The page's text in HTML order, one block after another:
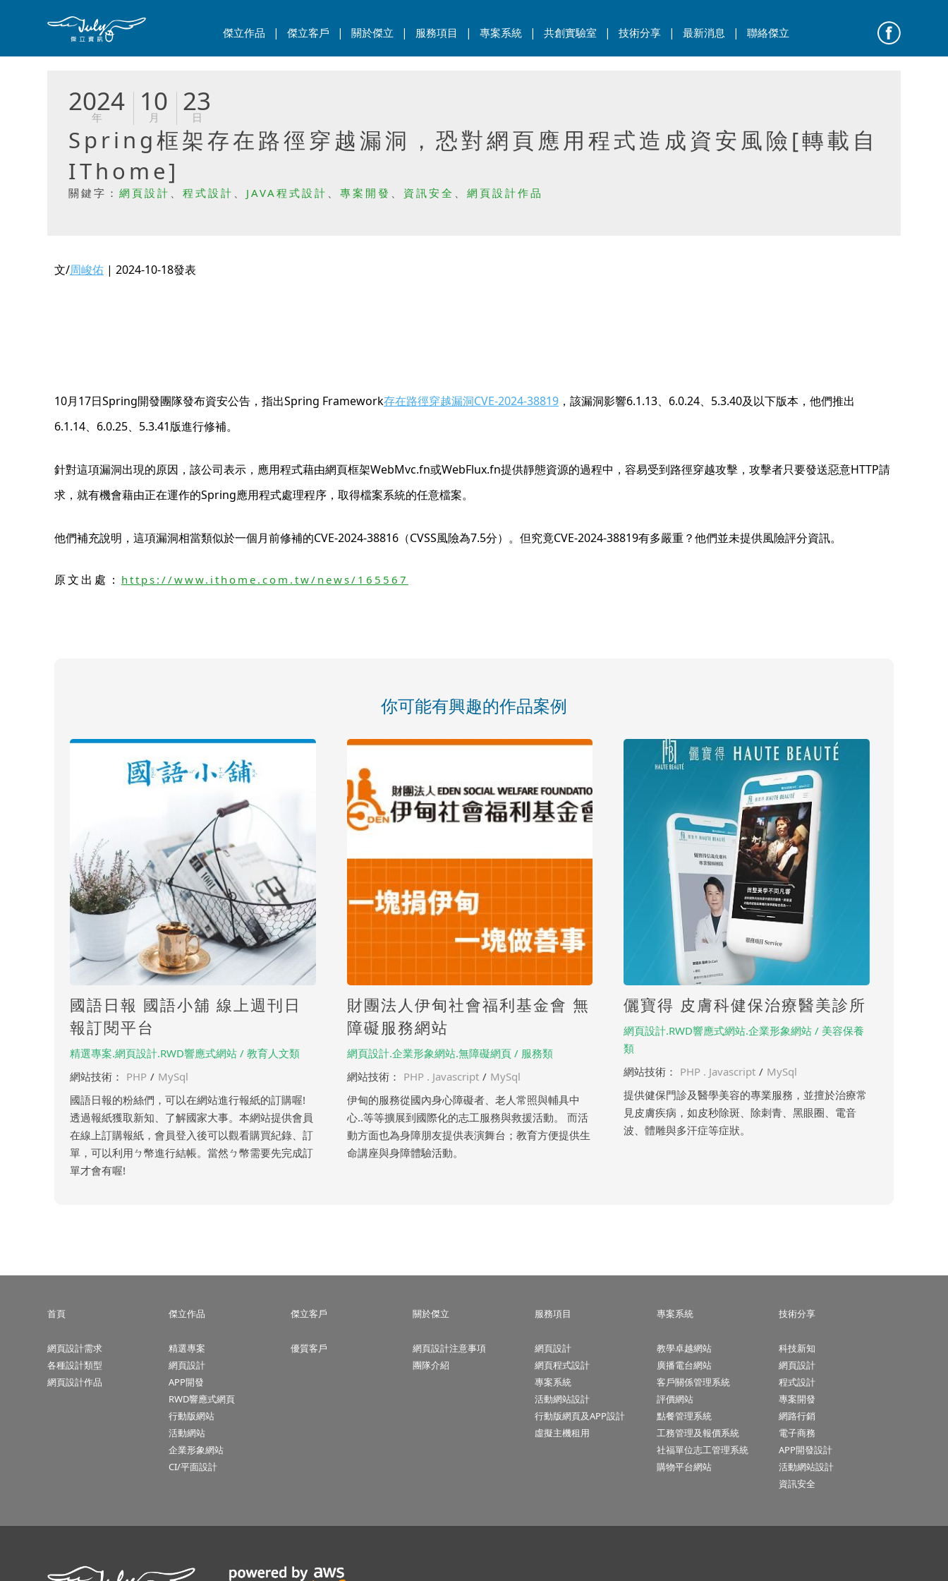
傑立作品 | 傑立客戶 | 關於傑立 | 服務項目 | 專案系統| 共創實驗室 | 技術分享| 最新消息 | 聯絡傑立
2024
年 10
月 23
日
Spring框架存在路徑穿越漏洞，恐對網頁應用程式造成資安風險[轉載自
IThome]
關鍵字： 網頁設計 、 程式設計 、 JAVA程式設計 、 專案開發 、 資訊安全 、 網頁設計作品
文/周峻佑 | 2024-10-18發表
10月17日Spring開發團隊發布資安公告，指出Spring Framework存在路徑穿越漏洞CVE-2024-38819 ，該漏洞影響6.1.13、6.0.24、5.3.40及以下版本，他們推出
6.1.14、6.0.25、5.3.41版進行修補。
針對這項漏洞出現的原因，該公司表示，應用程式藉由網頁框架WebMvc.fn或WebFlux.fn提供靜態資源的過程中，容易受到路徑穿越攻擊，攻擊者只要發送惡意HTTP請
求，就有機會藉由正在運作的Spring應用程式處理程序，取得檔案系統的任意檔案。
他們補充說明，這項漏洞相當類似於一個月前修補的CVE-2024-38816（CVSS風險為7.5分）。但究竟CVE-2024-38819有多嚴重？他們並未提供風險評分資訊。
原文出處： https://www.ithome.com.tw/news/165567
你可能有興趣的作品案例
國語日報 國語小舖 線上週刊日
報訂閱平台
精選專案.網頁設計.RWD響應式網站 / 教育人文類
網站技術： PHP / MySql
國語日報的粉絲們，可以在網站進行報紙的訂購喔!
透過報紙獲取新知、了解國家大事。本網站提供會員
在線上訂購報紙，會員登入後可以觀看購買紀錄、訂
單，可以利用ㄅ幣進行結帳。當然ㄅ幣需要先完成訂
單才會有喔!
財團法人伊甸社會福利基金會 無
障礙服務網站
網頁設計.企業形象網站.無障礙網頁 / 服務類
網站技術： PHP . Javascript / MySql
伊甸的服務從國內身心障礙者、老人常照與輔具中
心..等等擴展到國際化的志工服務與救援活動。 而活
動方面也為身障朋友提供表演舞台；教育方便提供生
命講座與身障體驗活動。
儷寶得 皮膚科健保治療醫美診所
網頁設計.RWD響應式網站.企業形象網站 / 美容保養
類
網站技術： PHP . Javascript / MySql
提供健保門診及醫學美容的專業服務，並擅於治療常
見皮膚疾病，如皮秒除斑、除刺青、黑眼圈、電音
波、體雕與多汗症等症狀。
首頁
網頁設計需求
各種設計類型
網頁設計作品
傑立作品
精選專案
網頁設計
APP開發
RWD響應式網頁
行動版網站
活動網站
企業形象網站
CI/平面設計
傑立客戶
優質客戶
關於傑立
網頁設計注意事項
團隊介紹
服務項目
網頁設計
網頁程式設計
專案系統
活動網站設計
行動版網頁及APP設計
虛擬主機租用
專案系統
教學卓越網站
廣播電台網站
客戶關係管理系統
評價網站
點餐管理系統
工務管理及報價系統
社福單位志工管理系統
購物平台網站
技術分享
科技新知
網頁設計
程式設計
專案開發
網路行銷
電子商務
APP開發設計
活動網站設計
資訊安全